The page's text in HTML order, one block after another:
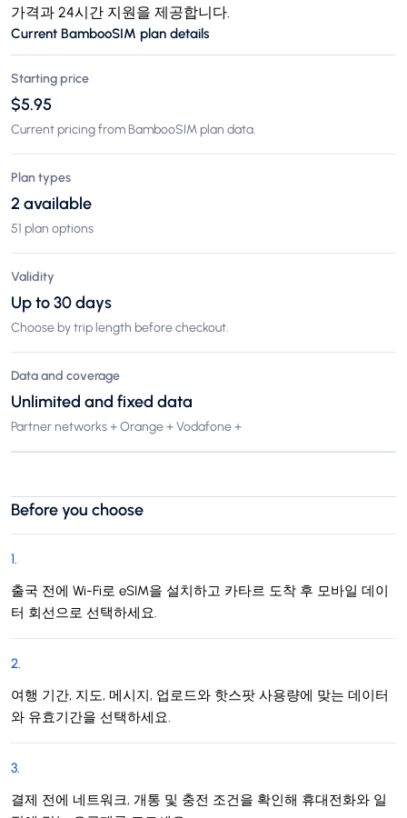
가격과 24시간 지원을 제공합니다.
Current BambooSIM plan details
Starting price
$5.95
Current pricing from BambooSIM plan data.
Plan types
2 available
51 plan options
Validity
Up to 30 days
Choose by trip length before checkout.
Data and coverage
Unlimited and fixed data
Partner networks + Orange + Vodafone +
Before you choose
1.
출국 전에 Wi-Fi로 eSIM을 설치하고 카타르 도착 후 모바일 데이
터 회선으로 선택하세요.
2.
여행 기간, 지도, 메시지, 업로드와 핫스팟 사용량에 맞는 데이터
와 유효기간을 선택하세요.
3.
결제 전에 네트워크, 개통 및 충전 조건을 확인해 휴대전화와 일